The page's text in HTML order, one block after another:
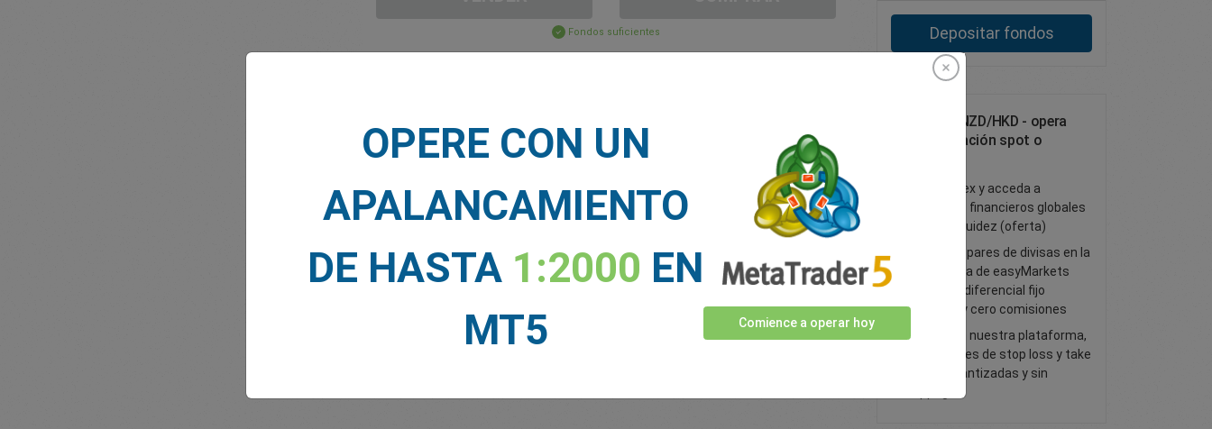
Fondos suficientes
NOTICIAS DE MERCADO
Ver más >
Depositar fondos
Opera con NZD/HKD - opera
como operación spot o
Opere forex y acceda a
mercados financieros globales
de gran liquidez (oferta)
Todos los pares de divisas en la
plataforma de easyMarkets
tienen un diferencial fijo
ajustado y cero comisiones
Opere con nuestra plataforma,
con órdenes de stop loss y take
profit garantizadas y sin
OPERE CON UN
APALANCAMIENTO
DE HASTA 1:2000 EN
MT5
Comience a operar hoy